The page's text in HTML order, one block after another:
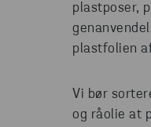
plastposer,
plastfolien
Vi bør
og råolie at